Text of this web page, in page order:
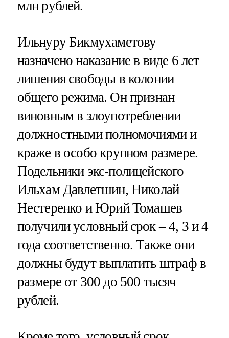
млн рублей.
Ильнуру Бикмухаметову
назначено наказание в виде 6 лет
лишения свободы в колонии
общего режима. Он признан
виновным в злоупотреблении
должностными полномочиями и
краже в особо крупном размере.
Подельники экс-полицейского
Ильхам Давлетшин, Николай
Нестеренко и Юрий Томашев
получили условный срок – 4, 3 и 4
года соответственно. Также они
должны будут выплатить штраф в
размере от 300 до 500 тысяч
рублей.